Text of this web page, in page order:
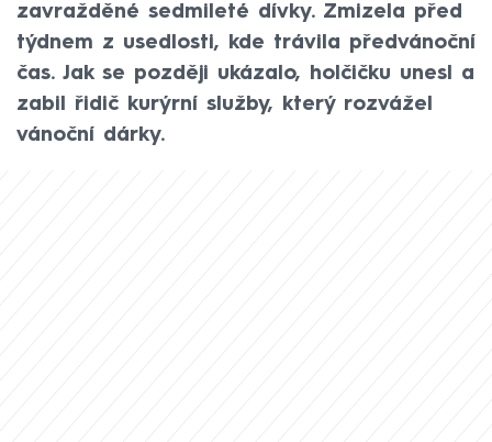
zavražděné sedmileté dívky. Zmizela před
týdnem z usedlosti, kde trávila předvánoční
čas. Jak se později ukázalo, holčičku unesl a
zabil řidič kurýrní služby, který rozvážel
vánoční dárky.